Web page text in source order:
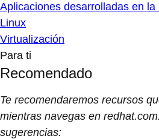
Aplicaciones desarrolladas en la
Linux
Virtualización
Para ti
Recomendado
Te recomendaremos recursos
mientras navegas en
sugerencias: